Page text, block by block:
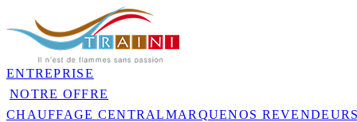
ENTREPRISE
NOTRE OFFRE
CHAUFFAGE CENTRALMARQUENOS